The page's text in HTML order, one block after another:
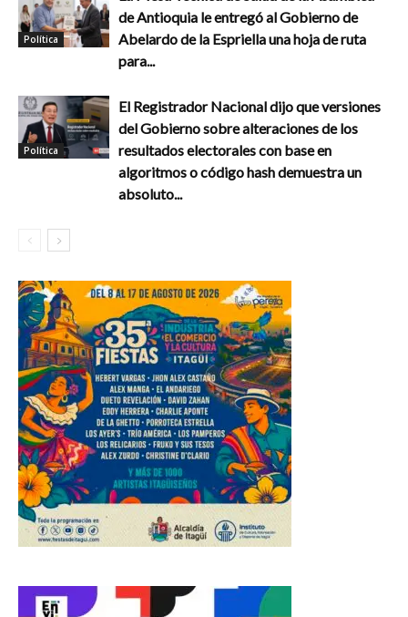
Política
de Antioquia le entregó al Gobierno de
Abelardo de la Espriella una hoja de ruta
para...
Política
El Registrador Nacional dijo que versiones
del Gobierno sobre alteraciones de los
resultados electorales con base en
algoritmos o código hash demuestra un
absoluto...